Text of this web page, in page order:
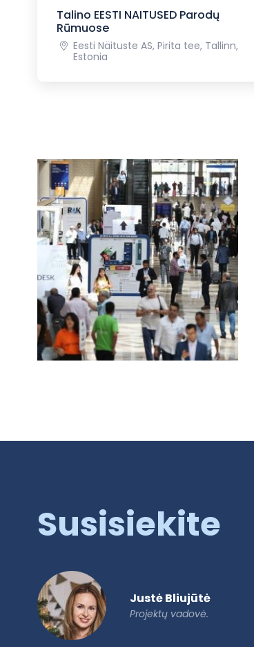
Talino EESTI NAITUSED Parodų
Rūmuose
Eesti Näituste AS, Pirita tee, Tallinn,
Estonia
Susisiekite
Justė Bliujūtė
Projektų vadovė.